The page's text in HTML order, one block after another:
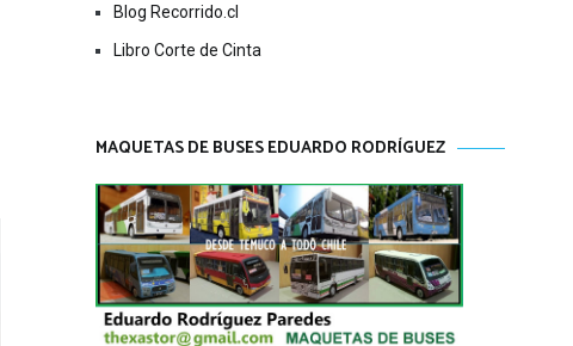
Blog Recorrido.cl
Libro Corte de Cinta
MAQUETAS DE BUSES EDUARDO RODRÍGUEZ